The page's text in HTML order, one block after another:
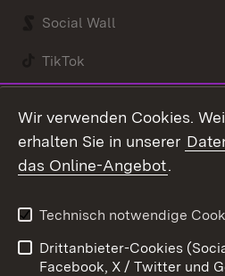
Social Wall
TikTok
Kontakt
Impressum
Wir verwenden Cookies.
erhalten Sie in unserer
das Online-Angebot.
Technisch notwendige
Drittanbieter-Cookies
Facebook, X / Twitter und